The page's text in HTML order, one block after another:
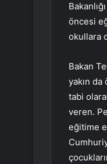
öncesi
okullara
Bakan
yakın da
tabi
veren.
eğitime